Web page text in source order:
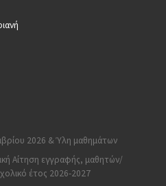
2026 & Ύλη μαθημάτων
Αίτηση εγγραφής, μαθητών/
έτος 2026-2027